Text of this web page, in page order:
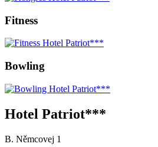
Fitness
Bowling
Hotel Patriot***
B. Němcovej 1